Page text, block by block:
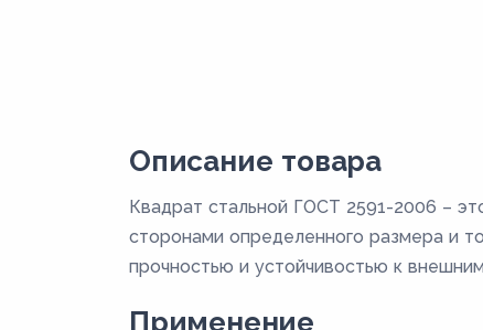
Описание товара
Квадрат стальной ГОСТ 2591-2006 –
сторонами определенного размера и
прочностью и устойчивостью к
Применение